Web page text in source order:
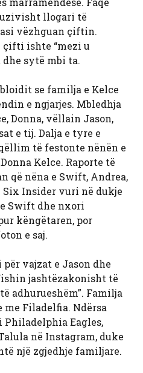
llogari të
vëzhguan çiftin.
çifti ishte “mezi u
dhe sytë mbi ta.
se familja e Kelce
e ngjarjes. Mbledhja
Donna, vëllain Jason,
e tij. Dalja e tyre e
të festonte nënën e
Kelce. Raporte të
që nëna e Swift, Andrea,
Six Insider vuri në dukje
Swift dhe nxori
këngëtaren, por
e saj.
vajzat e Jason dhe
jashtëzakonisht të
adhurueshëm”. Familja
me Filadelfia. Ndërsa
Eagles,
në Instagram, duke
një zgjedhje familjare.